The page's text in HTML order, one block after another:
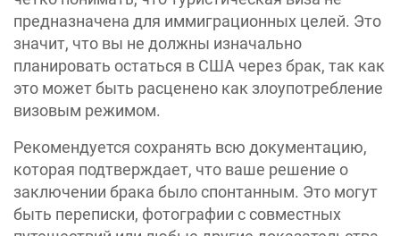
предназначена для иммиграционных целей. Это
значит, что вы не должны изначально
планировать остаться в США через брак, так как
это может быть расценено как злоупотребление
визовым режимом.
Рекомендуется сохранять всю документацию,
которая подтверждает, что ваше решение о
заключении брака было спонтанным. Это могут
быть переписки, фотографии с совместных